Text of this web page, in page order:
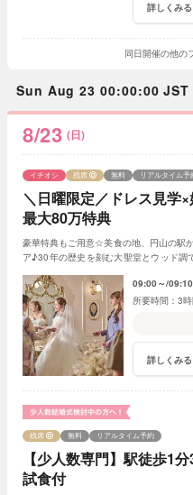
詳しくみる
同日開催の他の
Sun Aug 23 00:00:00 JST
8/23 (日)
＼日曜限定／ドレス見学
最大80万特典
イチオシ 残席 無料 リアルタイム予
豪華特典もご用意☆美食の地、円山の駅
ア♪30年の歴史を刻む大聖堂とウッド調
09:00～
3
詳しくみる
【少人数専門】駅徒歩1
試食付
残席 無料 リアルタイム予約